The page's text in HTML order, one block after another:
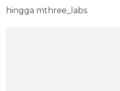
hingga mthree_labs.